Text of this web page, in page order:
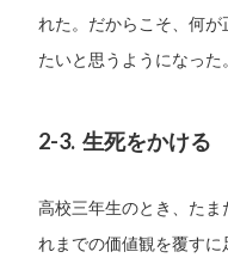
れた。だからこそ、何
たいと思うようになった。
2-3. 生死をかける
高校三年生のとき、た
れまでの価値観を覆すに